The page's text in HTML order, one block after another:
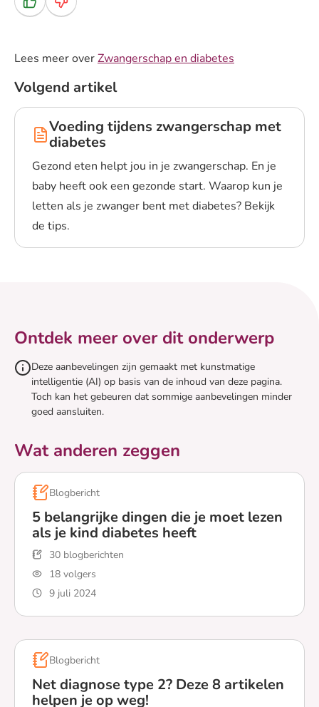
Ja Nee
Lees meer overZwangerschap en diabetes
Volgend artikel
Voeding tijdens zwangerschap met
diabetes
Gezond eten helpt jou in je zwangerschap. En je
baby heeft ook een gezonde start. Waarop kun je
letten als je zwanger bent met diabetes? Bekijk
de tips.
Lees meer over Voeding tijdens zwangerschap met
Ontdek meer over dit onderwerp
Deze aanbevelingen zijn gemaakt met kunstmatige
intelligentie (AI) op basis van de inhoud van deze pagina.
Toch kan het gebeuren dat sommige aanbevelingen minder
goed aansluiten.
Wat anderen zeggen
Blogbericht
5 belangrijke dingen die je moet lezen
als je kind diabetes heeft
30 blogberichten
18 volgers
9 juli 2024
Lees meer over 5 belangrijke dingen die je moet lezen
Blogbericht
Net diagnose type 2? Deze 8 artikelen
helpen je op weg!